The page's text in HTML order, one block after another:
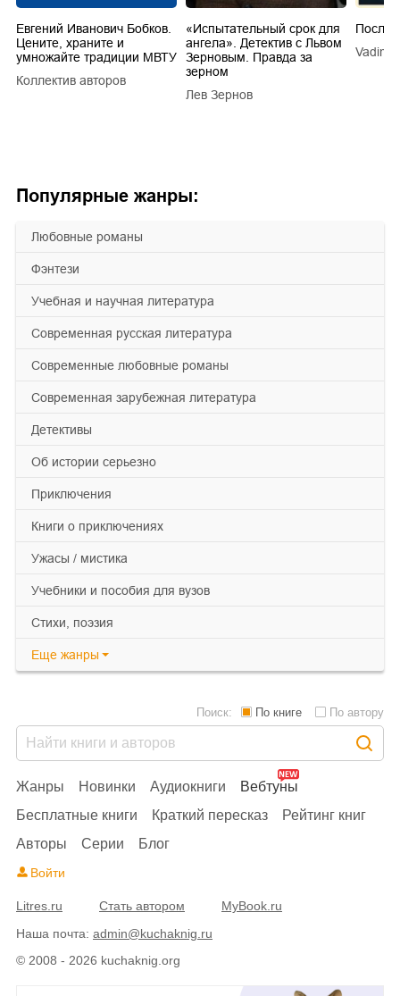
Популярные жанры:
любовные романы
фэнтези
учебная и научная литература
современная русская литература
современные любовные романы
современная зарубежная литература
детективы
об истории серьезно
приключения
книги о приключениях
ужасы / мистика
учебники и пособия для вузов
cтихи, поэзия
Еще жанры
Евгений Иванович Бобков.
Цените, храните и
умножайте традиции МВТУ
Коллектив авторов
«Испытательный срок для
ангела». Детектив с Львом
Зерновым. Правда за
зерном
Лев Зернов
Vadim
© 2008 - 2026 kuchaknig.org
Жанры Новинки Аудиокниги
Вебтуны
Бесплатные книги
Краткий пересказ
Рейтинг книг
Авторы
Серии Блог
Поиск: По книге По автору
Войти
Litres.ru Стать автором
MyBook.ru
Наша почта: admin@kuchaknig.ru